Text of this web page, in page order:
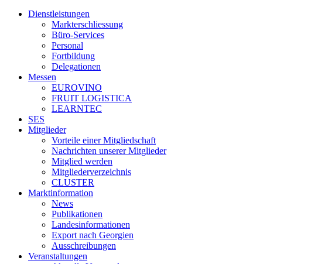
Dienstleistungen
Markterschliessung
Büro-Services
Personal
Fortbildung
Delegationen
Messen
EUROVINO
FRUIT LOGISTICA
LEARNTEC
SES
Mitglieder
Vorteile einer Mitgliedschaft
Nachrichten unserer Mitglieder
Mitglied werden
Mitgliederverzeichnis
CLUSTER
Marktinformation
News
Publikationen
Landesinformationen
Export nach Georgien
Ausschreibungen
Veranstaltungen